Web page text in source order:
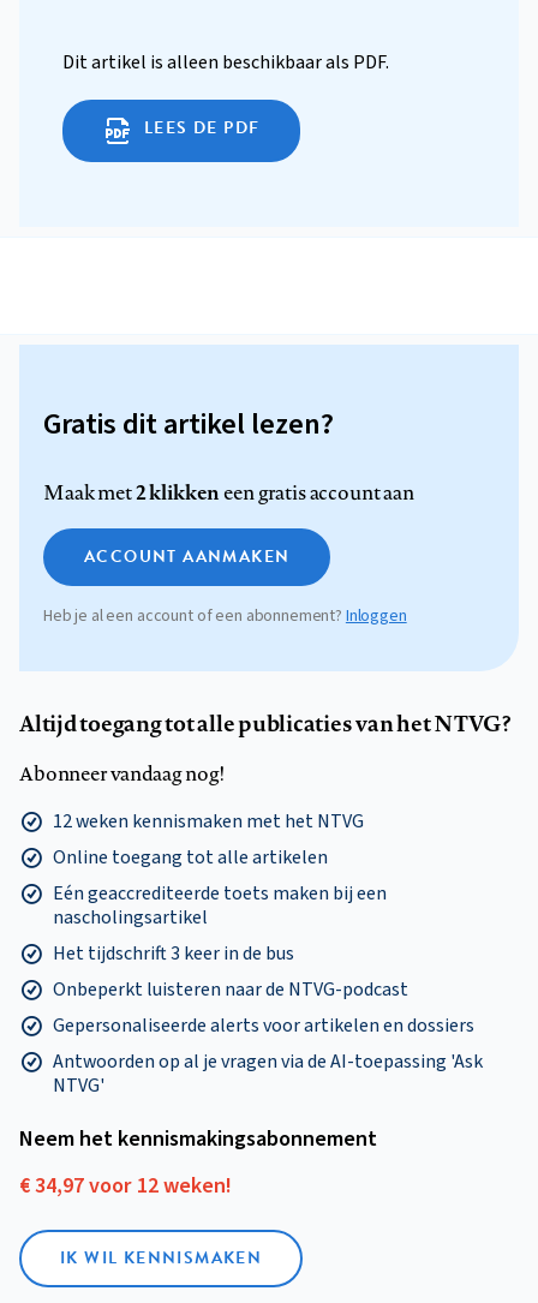
Dit artikel is alleen beschikbaar als PDF.
LEES DE PDF
Gratis dit artikel lezen?
Maak met2 klikkeneen gratis account aan
ACCOUNT AANMAKEN
Heb je al een account of een abonnement? Inloggen
Altijd toegang tot alle publicaties van het NTVG?
Abonneer vandaag nog!
12 weken kennismaken met het NTVG
Online toegang tot alle artikelen
Eén geaccrediteerde toets maken bij een
nascholingsartikel
Het tijdschrift 3 keer in de bus
Onbeperkt luisteren naar de NTVG-podcast
Gepersonaliseerde alerts voor artikelen en dossiers
Antwoorden op al je vragen via de AI-toepassing 'Ask
NTVG'
Neem het kennismakings­abonnement
€ 34,97 voor 12 weken!
IK WIL KENNISMAKEN